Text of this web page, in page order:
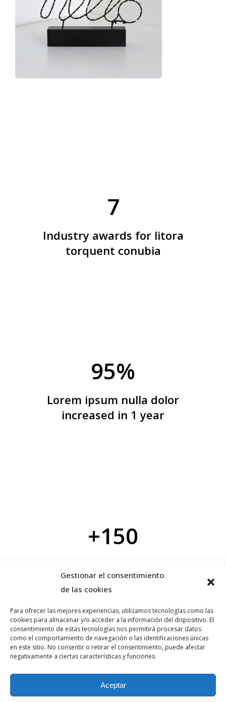
Gestionar el consentimiento
de las cookies
Para ofrecer las mejores experiencias, utilizamos tecnologías como las
cookies para almacenar y/o acceder a la información del dispositivo. El
consentimiento de estas tecnologías nos permitirá procesar datos
como el comportamiento de navegación o las identificaciones únicas
en este sitio. No consentir o retirar el consentimiento, puede afectar
negativamente a ciertas características y funciones.
Aceptar
7
Industry awards for litora
torquent conubia
95%
Lorem ipsum nulla dolor
increased in 1 year
+150